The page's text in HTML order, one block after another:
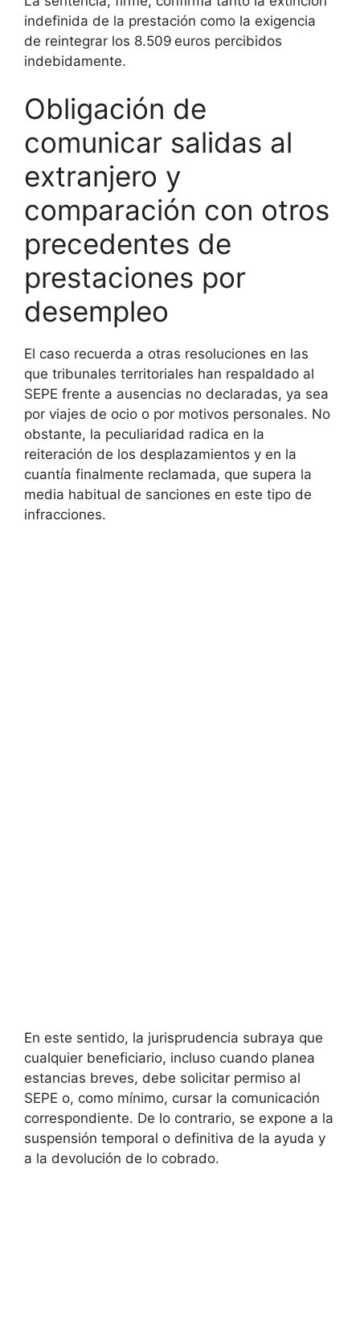
indefinida de la prestación como la exigencia
de reintegrar los 8.509 euros percibidos
indebidamente.
Obligación de
comunicar salidas al
extranjero y
comparación con otros
precedentes de
prestaciones por
desempleo
El caso recuerda a otras resoluciones en las
que tribunales territoriales han respaldado al
SEPE frente a ausencias no declaradas, ya sea
por viajes de ocio o por motivos personales. No
obstante, la peculiaridad radica en la
reiteración de los desplazamientos y en la
cuantía finalmente reclamada, que supera la
media habitual de sanciones en este tipo de
infracciones.
En este sentido, la jurisprudencia subraya que
cualquier beneficiario, incluso cuando planea
estancias breves, debe solicitar permiso al
SEPE o, como mínimo, cursar la comunicación
correspondiente. De lo contrario, se expone a la
suspensión temporal o definitiva de la ayuda y
a la devolución de lo cobrado.